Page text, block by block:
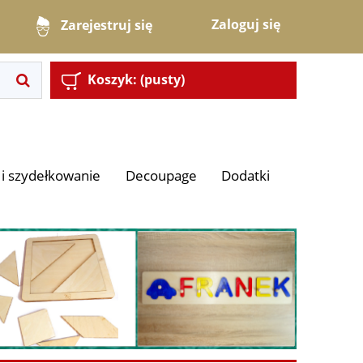
Zarejestruj się Zaloguj się
Koszyk: (pusty)
szydełkowanie Decoupage Dodatki